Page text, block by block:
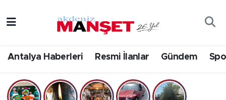
Antalya Haberleri Resmi İlanlar Gündem
Bilim & Teknoloji
Eğitim
Antalya Hava Durumu
Antalya Namaz Vakitleri